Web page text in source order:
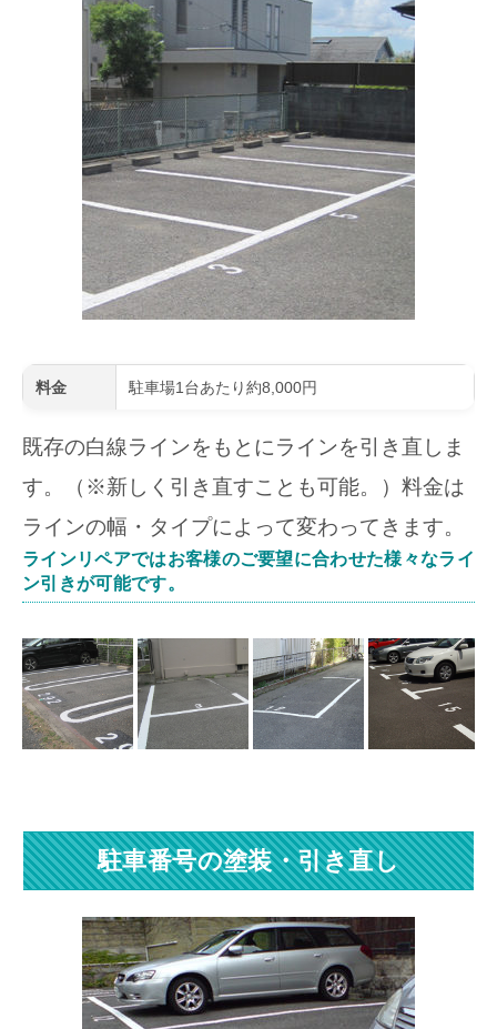
料金 駐車場1台あたり約8,000円
既存の白線ラインをもとにラインを引き直しま
す。（※新しく引き直すことも可能。）料金は
ラインの幅・タイプによって変わってきます。
ラインリペアではお客様のご要望に合わせた様々なライ
ン引きが可能です。
駐車番号の塗装・引き直し